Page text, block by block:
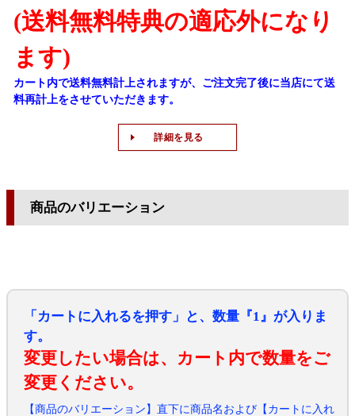
(送料無料特典の適応外になり
ます)
カート内で送料無料計上されますが、ご注文完了後に当店にて送
料再計上をさせていただきます。
詳細を見る
商品のバリエーション
「カートに入れるを押す」と、数量『1』が入りま
す。
変更したい場合は、カート内で数量をご
変更ください。
【商品のバリエーション】直下に商品名および【カートに入れ